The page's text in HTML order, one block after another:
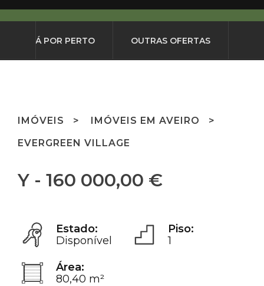
QUE HÁ POR PERTO OUTRAS OFERTAS
IMÓVEIS
IMÓVEIS EM AVEIRO
EVERGREEN VILLAGE
Y - 160 000,00 €
Estado:
Disponível
Piso:
1
Área:
80,40 m²